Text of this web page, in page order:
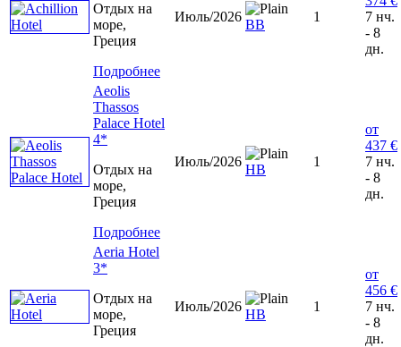
Отдых на
море,
Греция
Подробнее
Июль/2026
ВВ
1
7 нч.
- 8
дн.
Aeolis
Thassos
Palace Hotel
4*
Отдых на
море,
Греция
Подробнее
Июль/2026
HB
1
от
437 €
7 нч.
- 8
дн.
Aeria Hotel
3*
Отдых на
море,
Греция
Июль/2026
НВ
1
от
456 €
7 нч.
- 8
дн.